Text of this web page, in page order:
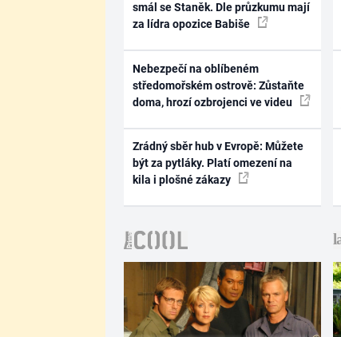
smál se Staněk. Dle průzkumu mají
za lídra opozice Babiše
Nebezpečí na oblíbeném
středomořském ostrově: Zůstaňte
doma, hrozí ozbrojenci ve videu
Zrádný sběr hub v Evropě: Můžete
být za pytláky. Platí omezení na
kila i plošné zákazy